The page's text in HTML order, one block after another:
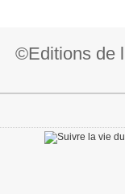
©Editions de